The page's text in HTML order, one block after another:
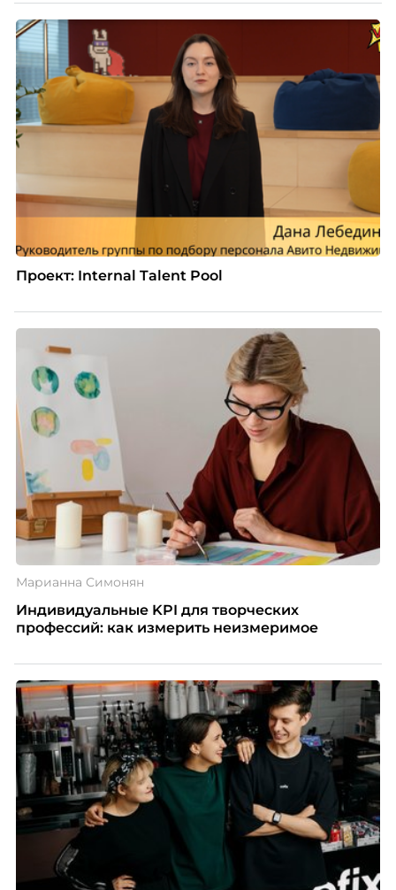
Проект: Internal Talent Pool
Марианна Симонян
Индивидуальные KPI для творческих
профессий: как измерить неизмеримое